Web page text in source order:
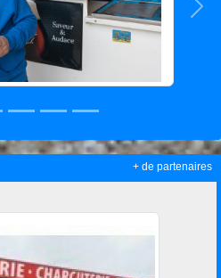
+ de partenaires